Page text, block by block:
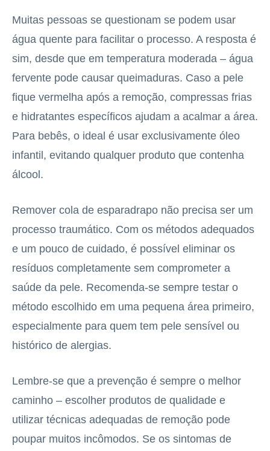
Muitas pessoas se questionam se podem usar
água quente para facilitar o processo. A resposta é
sim, desde que em temperatura moderada – água
fervente pode causar queimaduras. Caso a pele
fique vermelha após a remoção, compressas frias
e hidratantes específicos ajudam a acalmar a área.
Para bebês, o ideal é usar exclusivamente óleo
infantil, evitando qualquer produto que contenha
álcool.
Remover cola de esparadrapo não precisa ser um
processo traumático. Com os métodos adequados
e um pouco de cuidado, é possível eliminar os
resíduos completamente sem comprometer a
saúde da pele. Recomenda-se sempre testar o
método escolhido em uma pequena área primeiro,
especialmente para quem tem pele sensível ou
histórico de alergias.
Lembre-se que a prevenção é sempre o melhor
caminho – escolher produtos de qualidade e
utilizar técnicas adequadas de remoção pode
poupar muitos incômodos. Se os sintomas de